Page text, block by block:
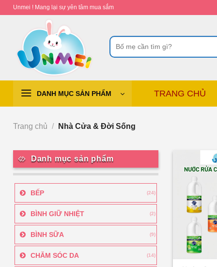
Chuyển
đến
Unmei ! Mang lại sự yên tâm mua sắm
Tìm
kiếm:
DANH MỤC SẢN PHẨM TRANG CHỦ
Trang chủ / Nhà Cửa & Đời Sống
Danh mục sản phẩm
BẾP (24)
BÌNH GIỮ NHIỆT (2)
BÌNH SỮA (9)
CHĂM SÓC DA (14)